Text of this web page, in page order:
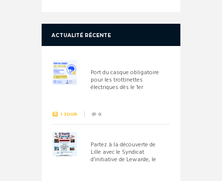
ACTUALITÉ RÉCENTE
Port du casque obligatoire
pour les trottinettes
électriques dès le 1er
1 JOUR 0
Partez à la découverte de
Lille avec le Syndicat
d’initiative de Lewarde, le